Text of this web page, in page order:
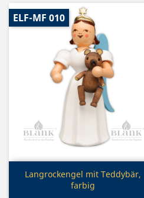
Vorschau
Langrockengel mit Teddybär,
farbig
ELF-MF 010